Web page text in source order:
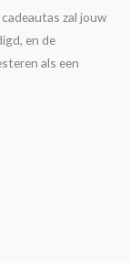
zal jouw
en de
als een